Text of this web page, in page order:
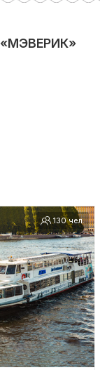
130 чел.